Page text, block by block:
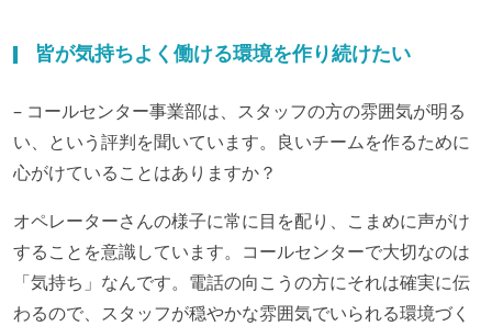
皆が気持ちよく働ける環境を作り続けたい
– コールセンター事業部は、スタッフの方の雰囲気が明る
い、という評判を聞いています。良いチームを作るために
心がけていることはありますか？
オペレーターさんの様子に常に目を配り、こまめに声がけ
することを意識しています。コールセンターで大切なのは
「気持ち」なんです。電話の向こうの方にそれは確実に伝
わるので、スタッフが穏やかな雰囲気でいられる環境づく